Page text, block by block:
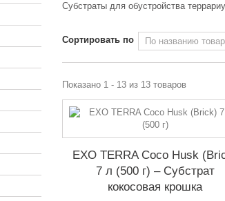
Субстраты для обустройства
Сортировать по
Показано 1 - 13 из 13 товаров
EXO TERRA Coco Husk
7 л (500 г) – Субстрат
кокосовая крошка